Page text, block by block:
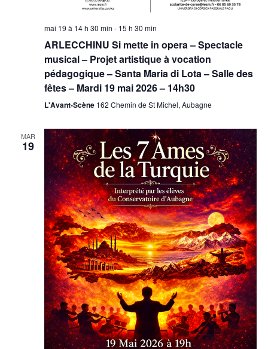
mai 19 à 14 h 30 min - 15 h 30 min
ARLECCHINU Si mette in opera – Spectacle
musical – Projet artistique à vocation
pédagogique – Santa Maria di Lota – Salle des
fêtes – Mardi 19 mai 2026 – 14h30
L'Avant-Scène 162 Chemin de St Michel, Aubagne
MAR
19